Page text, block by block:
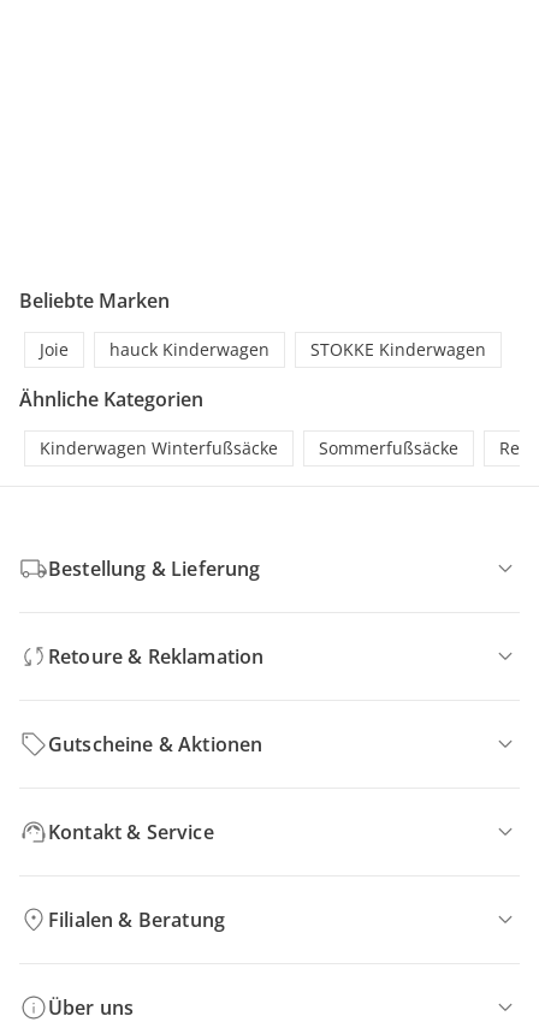
Beliebte Marken
Joie hauck Kinderwagen STOKKE Kinderwagen
Ähnliche Kategorien
Kinderwagen Winterfußsäcke Sommerfußsäcke
Bestellung & Lieferung
Retoure & Reklamation
Gutscheine & Aktionen
Kontakt & Service
Filialen & Beratung
Über uns